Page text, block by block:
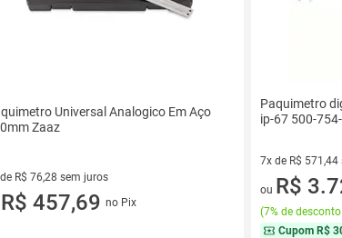
Universal Analogico Em Aço
Zaaz
R$ 76,28 sem juros
de R$ 76,28 sem juros
R$ 457,69 no Pix
Paquimetro
ip-67 500-
7x de R$
7 vez de R$
ou R$
(7% de
Cupom R$